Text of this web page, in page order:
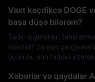
Vaxt keçdikcə DOGE
başa düşə bilərəm?
Tarixi qiymətləri təhlil
müxtəlif zaman
üçün bu səhifədəki
Xəbərlər və qaydalar